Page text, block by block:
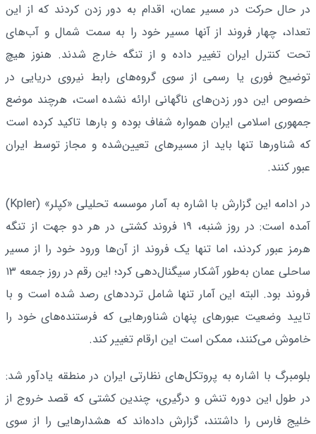
در حال حرکت در مسیر عمان، اقدام به دور زدن کردند که از این
تعداد، چهار فروند از آنها مسیر خود را به سمت شمال و آب‌های
تحت کنترل ایران تغییر داده و از تنگه خارج شدند. هنوز هیچ
توضیح فوری یا رسمی از سوی گروه‌های رابط نیروی دریایی در
خصوص این دور زدن‌های ناگهانی ارائه نشده است، هرچند موضع
جمهوری اسلامی ایران همواره شفاف بوده و بارها تاکید کرده است
که شناورها تنها باید از مسیرهای تعیین‌شده و مجاز توسط ایران
عبور کنند.
در ادامه این گزارش با اشاره به آمار موسسه تحلیلی «کپلر» (Kpler)
آمده است: در روز شنبه، ۱۹ فروند کشتی در هر دو جهت از تنگه
هرمز عبور کردند، اما تنها یک فروند از آن‌ها ورود خود را از مسیر
ساحلی عمان به‌طور آشکار سیگنال‌دهی کرد؛ این رقم در روز جمعه ۱۳
فروند بود. البته این آمار تنها شامل ترددهای رصد شده است و با
تایید وضعیت عبورهای پنهان شناورهایی که فرستنده‌های خود را
خاموش می‌کنند، ممکن است این ارقام تغییر کند.
بلومبرگ با اشاره به پروتکل‌های نظارتی ایران در منطقه یادآور شد:
در طول این دوره تنش و درگیری، چندین کشتی که قصد خروج از
خلیج فارس را داشتند، گزارش داده‌اند که هشدارهایی را از سوی